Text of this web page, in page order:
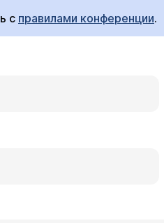
с правилами конференции.